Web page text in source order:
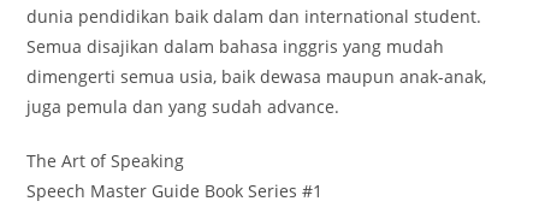
dunia pendidikan baik dalam dan international student.
Semua disajikan dalam bahasa inggris yang mudah
dimengerti semua usia, baik dewasa maupun anak-anak,
juga pemula dan yang sudah advance.
The Art of Speaking
Speech Master Guide Book Series #1